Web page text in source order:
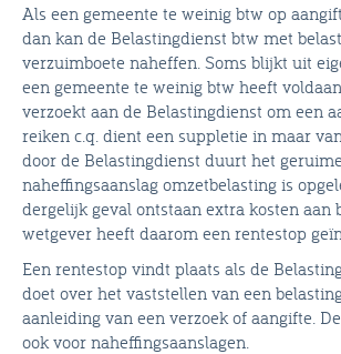
Als een gemeente te weinig btw op
dan kan de Belastingdienst btw met
verzuimboete naheffen. Soms blijkt uit
een gemeente te weinig btw heeft
verzoekt aan de Belastingdienst om een
reiken c.q. dient een suppletie in maar
door de Belastingdienst duurt het
naheffingsaanslag omzetbelasting is
dergelijk geval ontstaan extra kosten aan
wetgever heeft daarom een rentestop
Een rentestop vindt plaats als de
doet over het vaststellen van een
aanleiding van een verzoek of aangifte.
ook voor naheffingsaanslagen.